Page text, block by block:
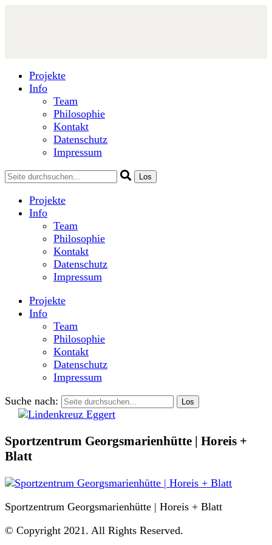
Projekte
Info
Team
Philosophie
Kontakt
Datenschutz
Impressum
Projekte
Info
Team
Philosophie
Kontakt
Datenschutz
Impressum
Projekte
Info
Team
Philosophie
Kontakt
Datenschutz
Impressum
Suche nach:
Sportzentrum Georgsmarienhütte | Horeis +
Blatt
Sportzentrum Georgsmarienhütte | Horeis + Blatt
© Copyright 2021. All Rights Reserved.